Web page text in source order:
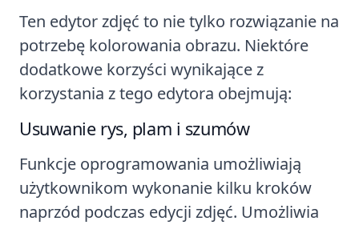
Ten edytor zdjęć to nie tylko rozwiązanie na
potrzebę kolorowania obrazu. Niektóre
dodatkowe korzyści wynikające z
korzystania z tego edytora obejmują:
Usuwanie rys, plam i szumów
Funkcje oprogramowania umożliwiają
użytkownikom wykonanie kilku kroków
naprzód podczas edycji zdjęć. Umożliwia